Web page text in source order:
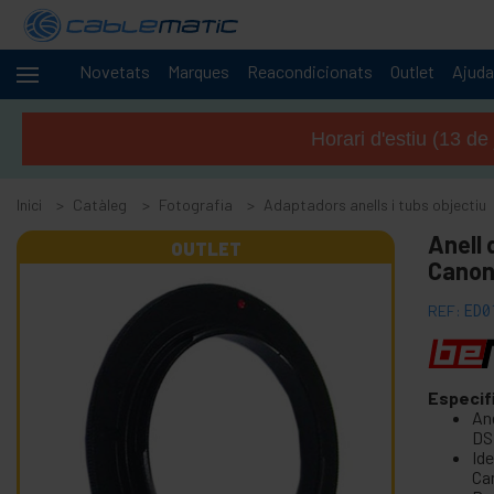
Novetats Marques Reacondicionats Outlet Ajuda
Cables +
servidors
+
Àudio
vídeo
+
Il·luminació i
sonorització
Fotografia -
Adaptadors anells i tubs objectiu
Adaptador d'objectiu Nikon
Horari d'estiu (13
Inici Catàleg Fotografia Adaptadors anells i tubs objectiu
OUTLET
Anell
REF: